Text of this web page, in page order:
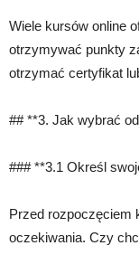
Wiele kursów online
otrzymywać punkty
otrzymać certyfikat
## **3. Jak wybrać
### **3.1 Określ
Przed rozpoczęciem
oczekiwania. Czy